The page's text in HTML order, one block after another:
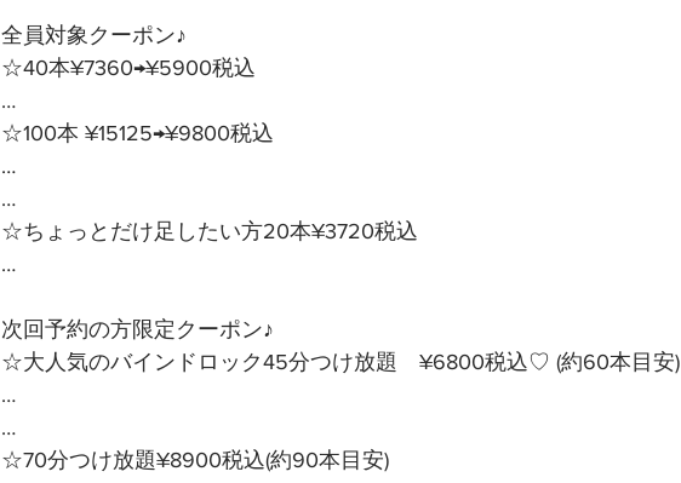
全員対象クーポン♪
☆40本¥7360→¥5900税込
…
☆100本 ¥15125→¥9800税込
…
…
☆ちょっとだけ足したい方20本¥3720税込
…
次回予約の方限定クーポン♪
☆大人気のバインドロック45分つけ放題　¥6800税込♡ (約60本目安)
…
…
☆70分つけ放題¥8900税込(約90本目安)